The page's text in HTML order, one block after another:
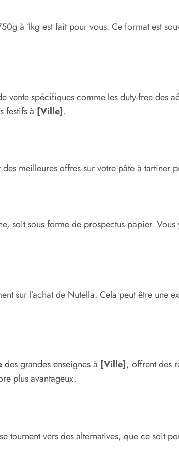
à 1kg est fait pour vous. Ce format est
vente spécifiques comme les duty-free des
festifs à [Ville].
meilleures offres sur votre pâte à tartiner
soit sous forme de prospectus papier. Vous
sur l’achat de Nutella. Cela peut être une
des grandes enseignes à [Ville], offrent des
plus avantageux.
se tournent vers des alternatives, que ce soit